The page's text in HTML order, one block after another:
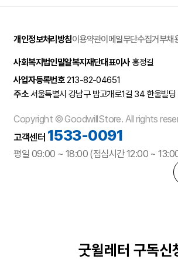
개인정보처리방침이용약관이메일무단수집거부채
사회복지법인밀알복지재단대표이사홍정길
사업자등록번호213-82-04651
주소서울특별시 강남구 밤고개로1길 34 한울빌딩
Copyright © GoodwillStore. All rights
고객센터 1533-0091
평일 09:00 ~ 18:00 (점심시간 12:00 ~
굿윌레터 구독신